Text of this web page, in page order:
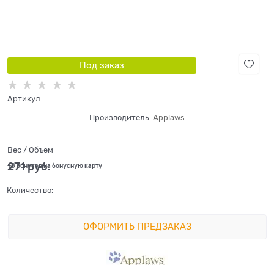
Под заказ
Артикул:
Производитель: Applaws
Вес / Объем
271 руб.
+8 бонусов на бонусную карту
Количество:
ОФОРМИТЬ ПРЕДЗАКАЗ